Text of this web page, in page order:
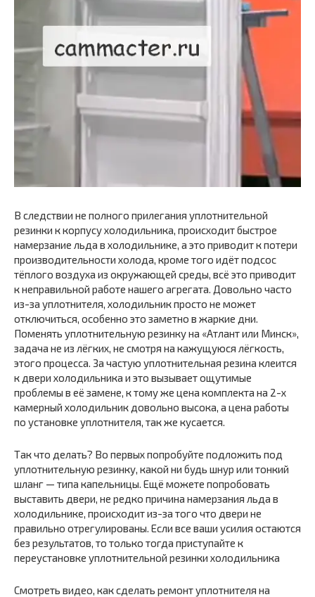
В следствии не полного прилегания уплотнительной
резинки к корпусу холодильника, происходит быстрое
намерзание льда в холодильнике, а это приводит к потери
производительности холода, кроме того идёт подсос
тёплого воздуха из окружающей среды, всё это приводит
к неправильной работе нашего агрегата. Довольно часто
из-за уплотнителя, холодильник просто не может
отключиться, особенно это заметно в жаркие дни.
Поменять уплотнительную резинку на «Атлант или Минск»,
задача не из лёгких, не смотря на кажущуюся лёгкость,
этого процесса. За частую уплотнительная резина клеится
к двери холодильника и это вызывает ощутимые
проблемы в её замене, к тому же цена комплекта на 2-х
камерный холодильник довольно высока, а цена работы
по установке уплотнителя, так же кусается.
Так что делать? Во первых попробуйте подложить под
уплотнительную резинку, какой ни будь шнур или тонкий
шланг — типа капельницы. Ещё можете попробовать
выставить двери, не редко причина намерзания льда в
холодильнике, происходит из-за того что двери не
правильно отрегулированы. Если все ваши усилия остаются
без результатов, то только тогда приступайте к
переустановке уплотнительной резинки холодильника
Смотреть видео, как сделать ремонт уплотнителя на